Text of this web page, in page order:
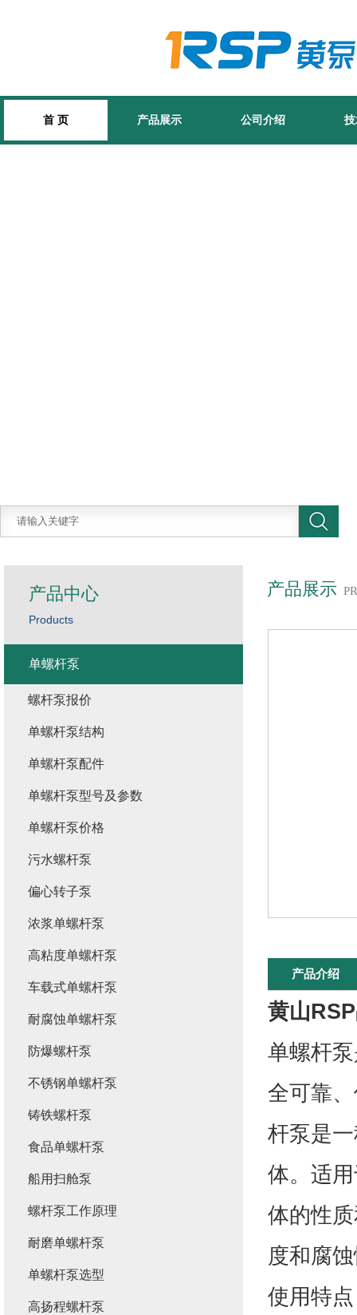
首 页 产品展示 公司介绍
产品展示
产品介绍
黄山
单螺杆
全可靠
杆泵是
体。适
体的性
度和腐
使用特
产品中心
Products
单螺杆泵
螺杆泵报价
单螺杆泵结构
单螺杆泵配件
单螺杆泵型号及参数
单螺杆泵价格
污水螺杆泵
偏心转子泵
浓浆单螺杆泵
高粘度单螺杆泵
车载式单螺杆泵
耐腐蚀单螺杆泵
防爆螺杆泵
不锈钢单螺杆泵
铸铁螺杆泵
食品单螺杆泵
船用扫舱泵
螺杆泵工作原理
耐磨单螺杆泵
单螺杆泵选型
高扬程螺杆泵